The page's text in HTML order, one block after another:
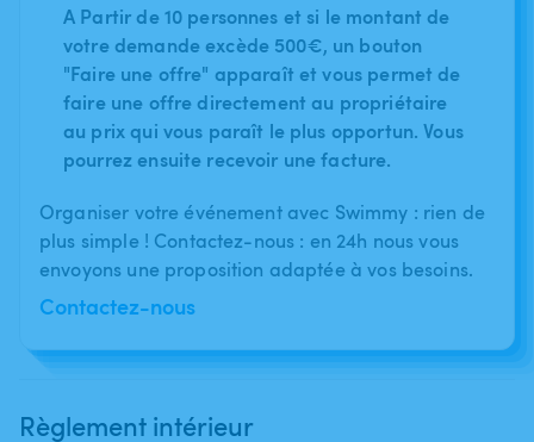
A Partir de 10 personnes et si le montant de
votre demande excède 500€, un bouton
"Faire une offre" apparaît et vous permet de
faire une offre directement au propriétaire
au prix qui vous paraît le plus opportun. Vous
pourrez ensuite recevoir une facture.
Organiser votre événement avec Swimmy : rien de
plus simple ! Contactez-nous : en 24h nous vous
envoyons une proposition adaptée à vos besoins.
Contactez-nous
Règlement intérieur